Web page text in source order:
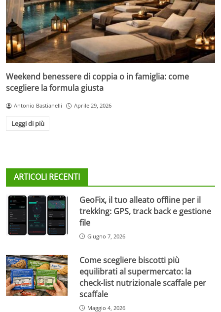
Weekend benessere di coppia o in famiglia: come
scegliere la formula giusta
Antonio Bastianelli Aprile 29, 2026
Leggi di più
ARTICOLI RECENTI
GeoFix, il tuo alleato offline per il
trekking: GPS, track back e gestione
file
Giugno 7, 2026
Come scegliere biscotti più
equilibrati al supermercato: la
check-list nutrizionale scaffale per
scaffale
Maggio 4, 2026